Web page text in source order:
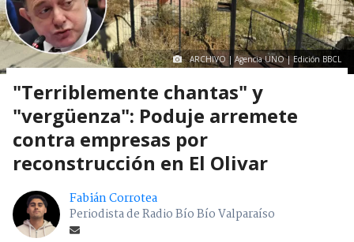
ARCHIVO | Agencia UNO | Edición BBCL
"Terriblemente chantas" y
"vergüenza": Poduje arremete
contra empresas por
reconstrucción en El Olivar
Fabián Corrotea
Periodista de Radio Bío Bío Valparaíso